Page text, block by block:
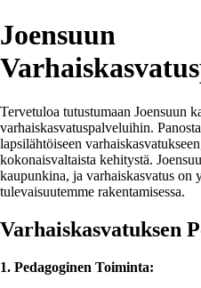
Joensuun
Tervetuloa tutustumaan Joensuun
varhaiskasvatuspalveluihin.
lapsilähtöiseen
kokonaisvaltaista kehitystä.
kaupunkina, ja varhaiskasvatus on
tulevaisuutemme rakentamisessa.
Varhaiskasvatuksen
1. Pedagoginen Toiminta: